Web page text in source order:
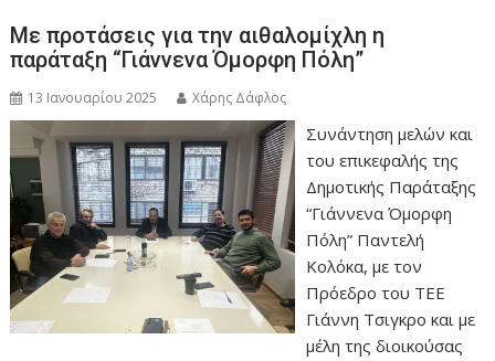
Με προτάσεις για την αιθαλομίχλη η
παράταξη “Γιάννενα Όμορφη Πόλη”
13 Ιανουαρίου 2025 Χάρης Δάφλος
Συνάντηση μελών και
του επικεφαλής της
Δημοτικής Παράταξης
“Γιάννενα Όμορφη
Πόλη” Παντελή
Κολόκα, με τον
Πρόεδρο του ΤΕΕ
Γιάννη Τσιγκρο και με
μέλη της διοικούσας